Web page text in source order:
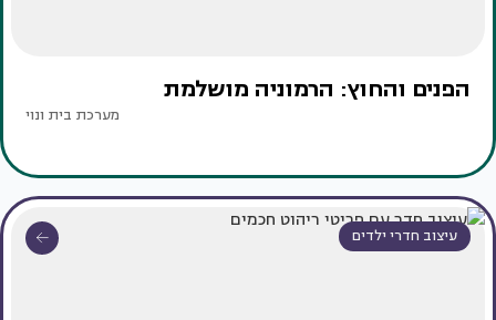
הפנים והחוץ: הרמוניה מושלמת
מערכת בית ונוי
עיצוב חדרי ילדים